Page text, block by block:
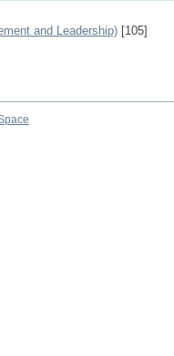
and Leadership) [105]